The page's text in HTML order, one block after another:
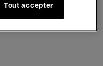
Tout accepter